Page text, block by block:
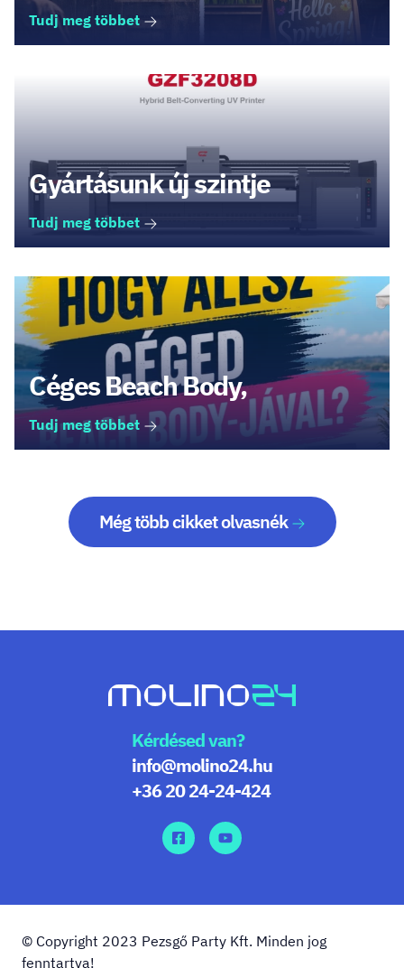
Tudj meg többet
Gyártásunk új szintje
Tudj meg többet
Céges Beach Body,
Tudj meg többet
Még több cikket olvasnék
Kérdésed van?
info@molino24.hu
+36 20 24-24-424
© Copyright 2023 Pezsgő Party Kft. Minden jog
fenntartva!